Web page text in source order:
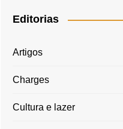
Editorias
Artigos
Charges
Cultura e lazer